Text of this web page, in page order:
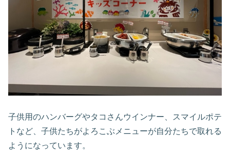
子供用のハンバーグやタコさんウインナー、スマイルポテ
トなど、子供たちがよろこぶメニューが自分たちで取れる
ようになっています。